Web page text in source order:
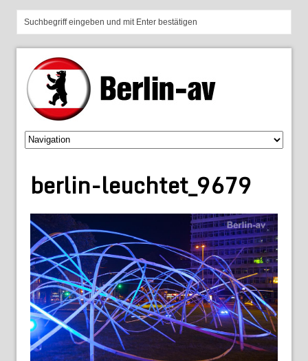
berlin-leuchtet_9679